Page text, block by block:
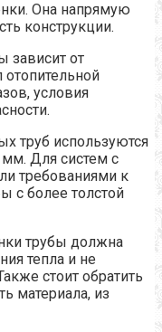
Она напрямую
конструкции.
зависит от
условия
труб используются
мм. Для систем с
требованиями к
с более толстой
трубы должна
тепла и не
стоит обратить
материала, из